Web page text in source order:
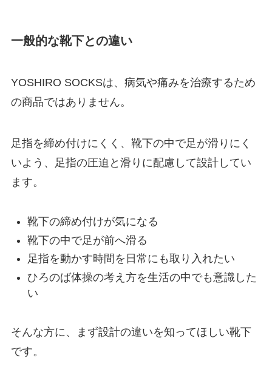
一般的な靴下との違い
YOSHIRO SOCKSは、病気や痛みを治療するため
の商品ではありません。
足指を締め付けにくく、靴下の中で足が滑りにく
いよう、足指の圧迫と滑りに配慮して設計してい
ます。
靴下の締め付けが気になる
靴下の中で足が前へ滑る
足指を動かす時間を日常にも取り入れたい
ひろのば体操の考え方を生活の中でも意識した
い
そんな方に、まず設計の違いを知ってほしい靴下
です。